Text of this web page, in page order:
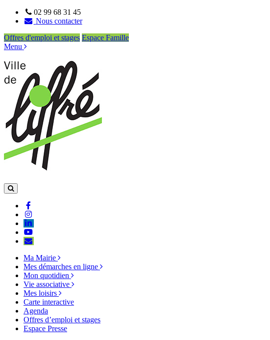
02 99 68 31 45
Nous contacter
Offres d'emploi et stages Espace Famille
Menu
Aller à la recherche
Ma Mairie
Mes démarches en ligne
Mon quotidien
Vie associative
Mes loisirs
Carte interactive
Agenda
Offres d’emploi et stages
Espace Presse